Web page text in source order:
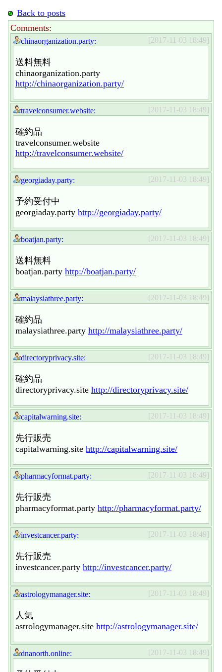
Back to posts
Comments:
[2017-11-03 18:49]
chinaorganization.party:
送料無料
chinaorganization.party
http://chinaorganization.party/
[2017-11-03 18:49]
travelconsumer.website:
確約品
travelconsumer.website
http://travelconsumer.website/
[2017-11-03 18:49]
georgiaday.party:
予約受付中
georgiaday.party http://georgiaday.party/
[2017-11-03 18:49]
boatjan.party:
送料無料
boatjan.party http://boatjan.party/
[2017-11-03 18:49]
malaysiathree.party:
確約品
malaysiathree.party http://malaysiathree.party/
[2017-11-03 18:49]
directoryprivacy.site:
確約品
directoryprivacy.site http://directoryprivacy.site/
[2017-11-03 18:49]
capitalwarning.site:
先行販売
capitalwarning.site http://capitalwarning.site/
[2017-11-03 18:49]
pharmacyformat.party:
先行販売
pharmacyformat.party http://pharmacyformat.party/
[2017-11-03 18:49]
investcancer.party:
先行販売
investcancer.party http://investcancer.party/
[2017-11-03 18:49]
astrologymanager.site:
人気
astrologymanager.site http://astrologymanager.site/
[2017-11-03 18:49]
dnanorth.online: